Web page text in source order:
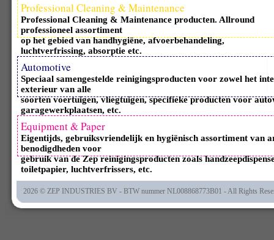
Professional Cleaning & Maintenance
Professional Cleaning & Maintenance producten. Allround
professioneel assortiment
op het gebied van handhygiëne, afvoerbehandeling,
luchtverfrissing, absorptie etc.
Automotive
Speciaal samengestelde reinigingsproducten voor zowel het
exterieur van alle
soorten voertuigen, vliegtuigen, specifieke producten voor
garagewerkplaatsen, etc.
Equipment & Paper
Eigentijds, gebruiksvriendelijk en hygiënisch assortiment van
benodigdheden voor
gebruik van de Zep reinigingsproducten zoals
toiletpapier, luchtverfrissers, etc.
2026 © ZEP INDUSTRIES BV - BTW nummer NL008868773B01 - All Rights